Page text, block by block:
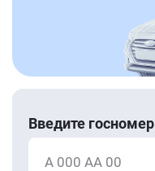
Введите госномер
А 000 АА 00